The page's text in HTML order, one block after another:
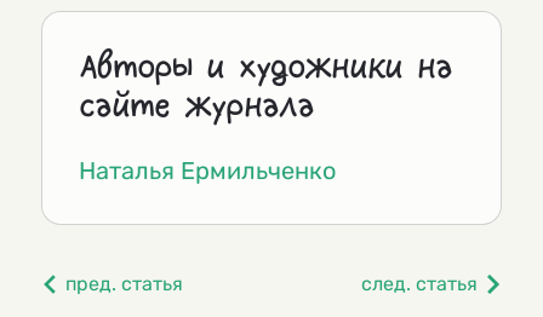
Авторы и художники на
сайте журнала
Наталья Ермильченко
пред. статья след. статья